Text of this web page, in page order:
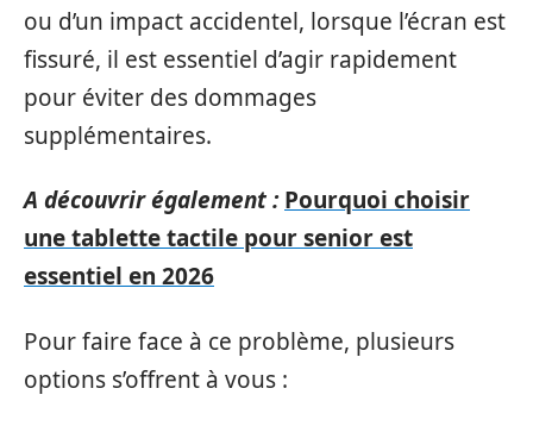
ou d’un impact accidentel, lorsque l’écran est
fissuré, il est essentiel d’agir rapidement
pour éviter des dommages
supplémentaires.
A découvrir également : Pourquoi choisir
une tablette tactile pour senior est
essentiel en 2026
Pour faire face à ce problème, plusieurs
options s’offrent à vous :